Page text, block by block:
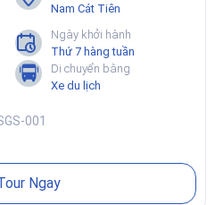
Nam Cát Tiên
Ngày khởi hành
Thứ 7 hàng tuần
Di chuyển bằng
Xe du lịch
001
Ngay